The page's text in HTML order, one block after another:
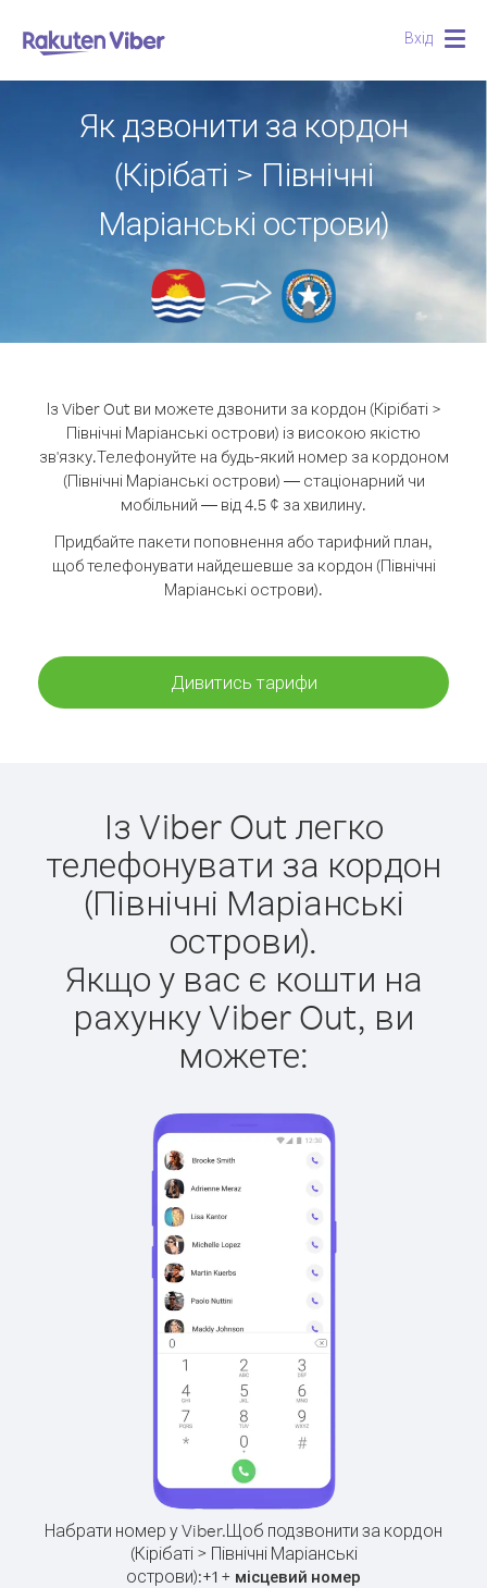
Вхід
Як дзвонити за кордон
(Кірібаті > Північні
Маріанські острови)
Із Viber Out ви можете дзвонити за кордон (Кірібаті >
Північні Маріанські острови) із високою якістю
зв'язку.Телефонуйте на будь-який номер за кордоном
(Північні Маріанські острови) — стаціонарний чи
мобільний — від 4.5 ¢ за хвилину.
Придбайте пакети поповнення або тарифний план,
щоб телефонувати найдешевше за кордон (Північні
Маріанські острови).
Дивитись тарифи
Із Viber Out легко
телефонувати за кордон
(Північні Маріанські
острови).
Якщо у вас є кошти на
рахунку Viber Out, ви
можете:
Набрати номер у Viber.Щоб подзвонити за кордон
(Кірібаті > Північні Маріанські
острови):+1 + місцевий номер